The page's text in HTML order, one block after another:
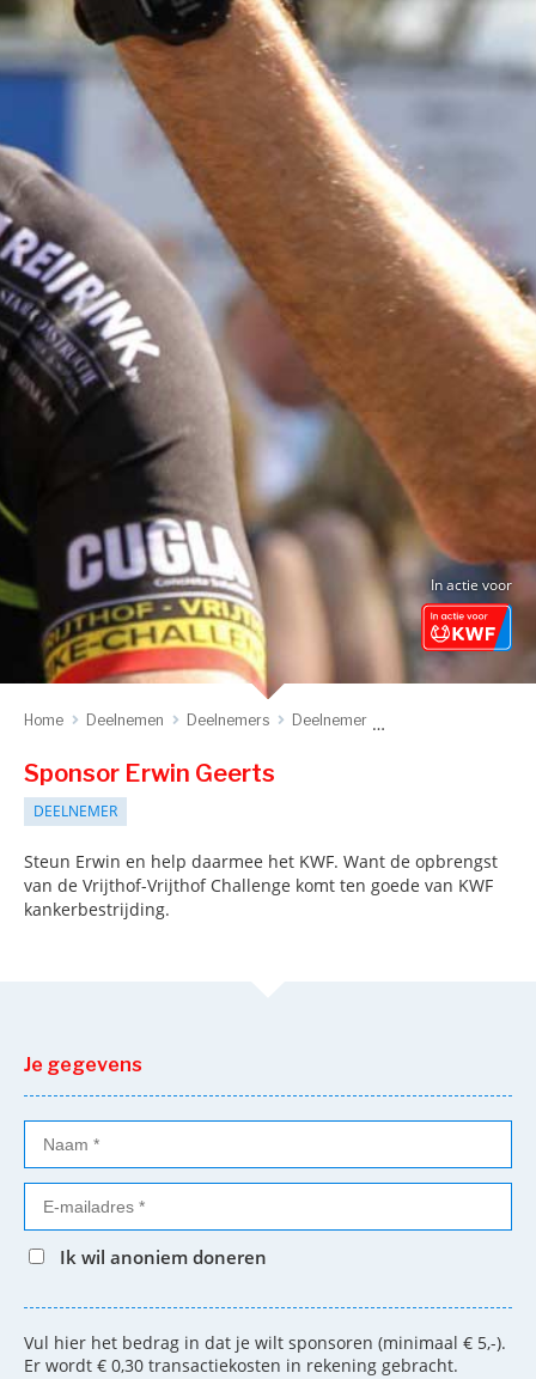
In actie voor
Home Deelnemen Deelnemers Deelnemer
Sponsor Erwin Geerts
DEELNEMER
Steun Erwin en help daarmee het KWF. Want de opbrengst
van de Vrijthof-Vrijthof Challenge komt ten goede van KWF
kankerbestrijding.
Je gegevens
Ik wil anoniem doneren
Vul hier het bedrag in dat je wilt sponsoren (minimaal € 5,-).
Er wordt € 0,30 transactiekosten in rekening gebracht.